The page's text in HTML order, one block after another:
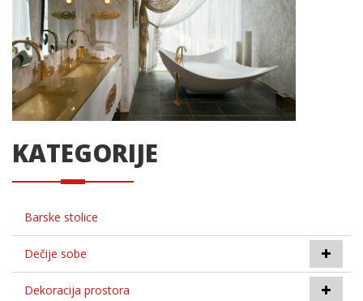
KATEGORIJE
Barske stolice
Dečije sobe
Dekoracija prostora